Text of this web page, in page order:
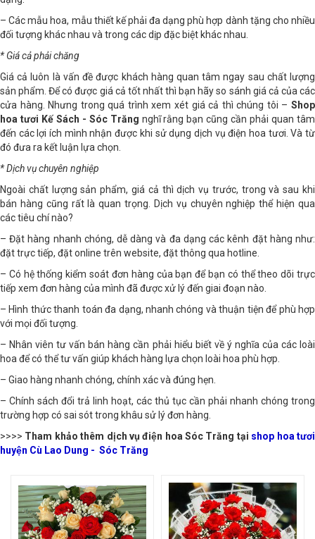
dạng.
– Các mẫu hoa, mẫu thiết kế phải đa dạng phù hợp dành tặng cho nhiều
đối tượng khác nhau và trong các dịp đặc biệt khác nhau.
* Giá cả phải chăng
Giá cả luôn là vấn đề được khách hàng quan tâm ngay sau chất lượng
sản phẩm. Để có được giá cả tốt nhất thì bạn hãy so sánh giá cả của các
cửa hàng. Nhưng trong quá trình xem xét giá cả thì chúng tôi –
Shop
hoa tươi Kế Sách - Sóc Trăngnghĩ rằng bạn cũng cần phải quan tâm
đến các lợi ích mình nhận được khi sử dụng dịch vụ điện hoa tươi. Và từ
đó đưa ra kết luận lựa chọn.
* Dịch vụ chuyên nghiệp
Ngoài chất lượng sản phẩm, giá cả thì dịch vụ trước, trong và sau khi
bán hàng cũng rất là quan trọng. Dịch vụ chuyên nghiệp thể hiện qua
– Đặt hàng nhanh chóng, dễ dàng và đa dạng các kênh đặt hàng như:
đặt trực tiếp, đặt online trên website, đặt thông qua hotline.
– Có hệ thống kiểm soát đơn hàng của bạn để bạn có thể theo dõi trực
tiếp xem đơn hàng của mình đã được xử lý đến giai đoạn nào.
– Hình thức thanh toán đa dạng, nhanh chóng và thuận tiện để phù hợp
với mọi đối tượng.
– Nhân viên tư vấn bán hàng cần phải hiểu biết về ý nghĩa của các loài
hoa để có thể tư vấn giúp khách hàng lựa chọn loài hoa phù hợp.
– Giao hàng nhanh chóng, chính xác và đúng hẹn.
– Chính sách đổi trả linh hoạt, các thủ tục cần phải nhanh chóng trong
trường hợp có sai sót trong khâu sử lý đơn hàng.
>>>>
Tham khảo thêm dịch vụ điện hoa Sóc Trăng tại
shop hoa tươi
huyện Cù Lao Dung - Sóc Trăng